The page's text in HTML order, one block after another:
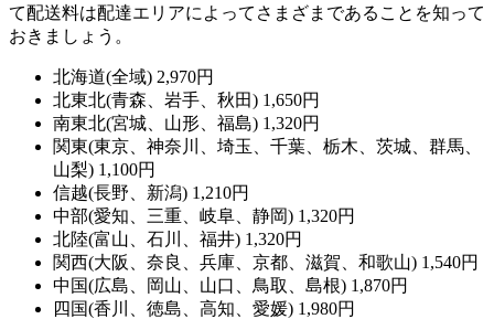
て配送料は配達エリアによってさまざまであることを知って
おきましょう。
北海道(全域) 2,970円
北東北(青森、岩手、秋田) 1,650円
南東北(宮城、山形、福島) 1,320円
関東(東京、神奈川、埼玉、千葉、栃木、茨城、群馬、
山梨) 1,100円
信越(長野、新潟) 1,210円
中部(愛知、三重、岐阜、静岡) 1,320円
北陸(富山、石川、福井) 1,320円
関西(大阪、奈良、兵庫、京都、滋賀、和歌山) 1,540円
中国(広島、岡山、山口、鳥取、島根) 1,870円
四国(香川、徳島、高知、愛媛) 1,980円